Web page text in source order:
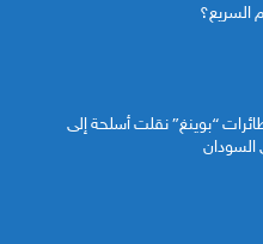
السريع؟
“بوينغ” نقلت أسلحة إلى
السودان